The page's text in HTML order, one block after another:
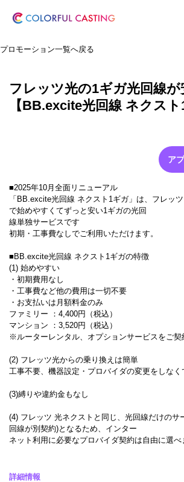
プロモーション一覧へ戻る
フレッツ光の1ギガ光回線が
【BB.excite光回線 ネクスト
ア
■2025年10月全面リニューアル
「BB.excite光回線 ネクスト1ギガ」は、フレッ
で始めやすくてずっと安い1ギガの光回
線単独サービスです
初期・工事費なしでご利用いただけます。
■BB.excite光回線 ネクスト1ギガの特徴
(1) 始めやすい
・初期費用なし
・工事費など他の費用は一切不要
・お支払いは月額料金のみ
ファミリー ：4,400円（税込）
マンション ：3,520円（税込）
※ルーターレンタル、オプションサービスをご契
(2) フレッツ光からの乗り換えは簡単
工事不要、機器設定・プロバイダの変更をしな
(3)縛りや違約金もなし
(4) フレッツ 光ネクストと同じ、光回線だけのサ
回線が別契約)となるため、インター
ネット利用に必要なプロバイダ契約は自由に選べ
詳細情報